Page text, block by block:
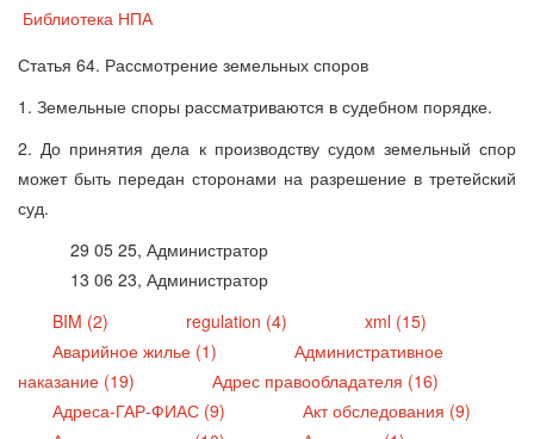
Библиотека НПА
Статья 64. Рассмотрение земельных споров
1. Земельные споры рассматриваются в судебном порядке.
2. До принятия дела к производству судом земельный спор
может быть передан сторонами на разрешение в третейский
суд.
29 05 25, Администратор
13 06 23, Администратор
BIM (2)
regulation (4)
xml (15)
Аварийное жилье (1)
Административное
наказание (19)
Адрес правообладателя (16)
Адреса-ГАР-ФИАС (9)
Акт обследования (9)